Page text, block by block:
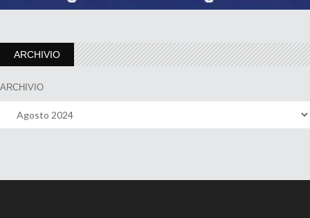
ARCHIVIO
ARCHIVIO